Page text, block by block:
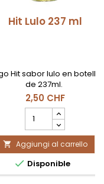
Hit Lulo 237 ml
Hit sabor lulo en botella
de 237ml.
2,50 CHF
quantità
del
prodotto
Hit
Lulo
237
 Aggiungi al carrello
 Disponible